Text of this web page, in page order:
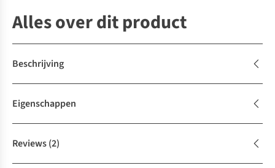
Alles over dit product
Beschrijving
Eigenschappen
Reviews(2)